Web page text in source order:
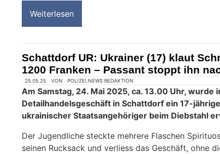
Weiterlesen
Schattdorf UR: Ukrainer (17) klaut
1200 Franken – Passant stoppt ihn
25.05.25 VON POLIZEI.NEWS REDAKTION
Am Samstag, 24. Mai 2025, ca. 13.00 Uhr, wurde
Detailhandelsgeschäft in Schattdorf ein 17-
ukrainischer Staatsangehöriger beim Diebstahl
Der Jugendliche steckte mehrere Flaschen
seinen Rucksack und verliess das Geschäft, ohne